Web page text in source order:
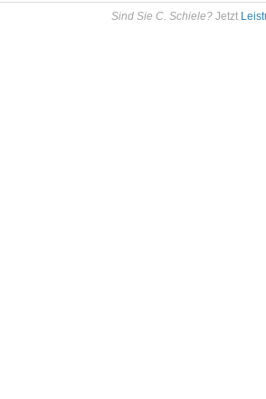
Sind Sie C. Schiele? Jetzt